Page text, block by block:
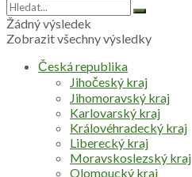
Žádný výsledek
Zobrazit všechny výsledky
Česká republika
Jihočeský kraj
Jihomoravský kraj
Karlovarský kraj
Královéhradecký kraj
Liberecký kraj
Moravskoslezský kraj
Olomoucký kraj